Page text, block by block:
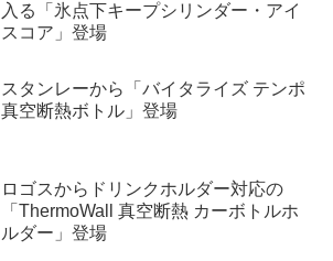
入る「氷点下キープシリンダー・アイ
スコア」登場
スタンレーから「バイタライズ テンポ
真空断熱ボトル」登場
ロゴスからドリンクホルダー対応の
「ThermoWall 真空断熱 カーボトルホ
ルダー」登場